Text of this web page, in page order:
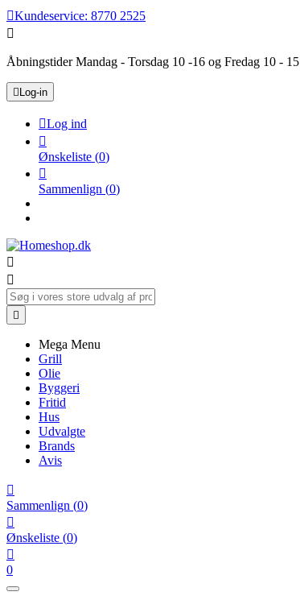
Kundeservice: 8770 2525

Åbningstider Mandag - Torsdag 10 -16 og Fredag 10 - 15
 Log-in
Log ind

Ønskeliste (0)

Sammenlign (0)



Mega Menu
Grill
Olie
Byggeri
Fritid
Hus
Udvalgte
Brands
Avis

Sammenlign (0)

Ønskeliste (0)

0